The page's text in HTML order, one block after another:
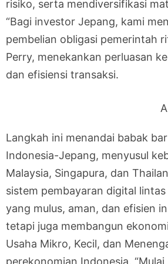
risiko, serta mendiversifikasi
“Bagi investor Jepang, kami
pembelian obligasi pemerintah
Perry, menekankan perluasan
dan efisiensi transaksi.
Langkah ini menandai babak
Indonesia-Jepang, menyusul
Malaysia, Singapura, dan
sistem pembayaran digital
yang mulus, aman, dan efisien
tetapi juga membangun
Usaha Mikro, Kecil, dan
perekonomian Indonesia.